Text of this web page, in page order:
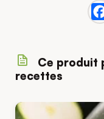
Ce produit
recettes